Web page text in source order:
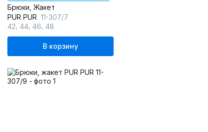
Брюки, Жакет
PUR PUR 11-307/7
42 44 46 48
В корзину